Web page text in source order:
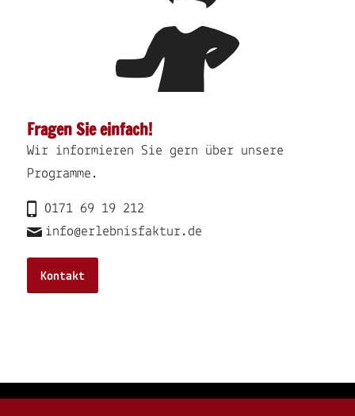
Fragen Sie einfach!
Wir informieren Sie gern über unsere
Programme.
0171 69 19 212
info@erlebnisfaktur.de
Kontakt